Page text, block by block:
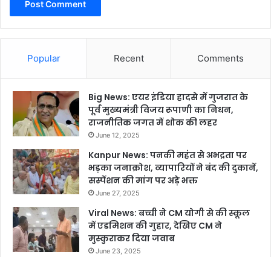
Popular Recent Comments
Big News: एयर इंडिया हादसे में गुजरात के
पूर्व मुख्यमंत्री विजय रूपाणी का निधन,
राजनीतिक जगत में शोक की लहर
June 12, 2025
Kanpur News: पनकी महंत से अभद्रता पर
भड़का जनाक्रोश, व्यापारियों ने बंद की दुकानें,
सस्पेंशन की मांग पर अड़े भक्त
June 27, 2025
Viral News: बच्ची ने CM योगी से की स्कूल
में एडमिशन की गुहार, देखिए CM ने
मुस्कुराकर दिया जवाब
June 23, 2025